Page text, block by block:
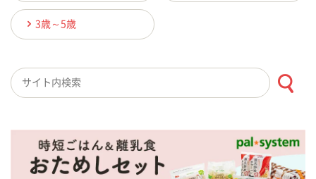
3歳～5歳
検索キーワード入力